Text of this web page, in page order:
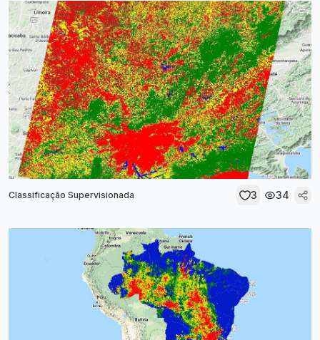
Classificação Supervisionada 3 34